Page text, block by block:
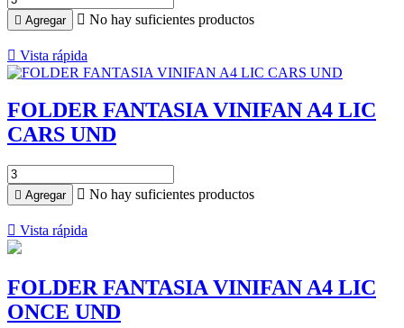
 Agregar  No hay suficientes productos
 Vista rápida
FOLDER FANTASIA VINIFAN A4 LIC
CARS UND
 Agregar  No hay suficientes productos
 Vista rápida
FOLDER FANTASIA VINIFAN A4 LIC
ONCE UND